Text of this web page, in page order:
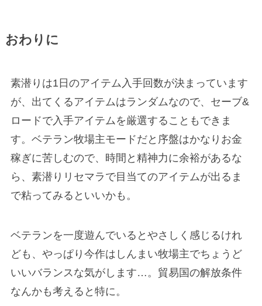
おわりに
素潜りは1日のアイテム入手回数が決まっています
が、出てくるアイテムはランダムなので、セーブ&
ロードで入手アイテムを厳選することもできま
す。ベテラン牧場主モードだと序盤はかなりお金
稼ぎに苦しむので、時間と精神力に余裕があるな
ら、素潜りリセマラで目当てのアイテムが出るま
で粘ってみるといいかも。
ベテランを一度遊んでいるとやさしく感じるけれ
ども、やっぱり今作はしんまい牧場主でちょうど
いいバランスな気がします…。貿易国の解放条件
なんかも考えると特に。